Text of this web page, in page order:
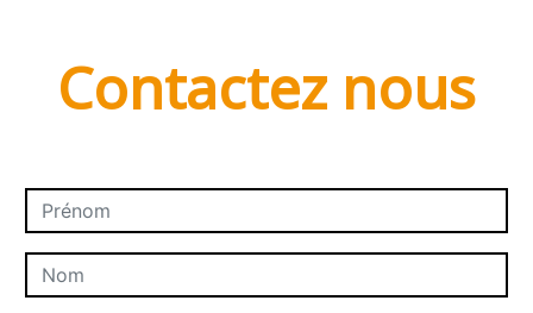
Contactez nous